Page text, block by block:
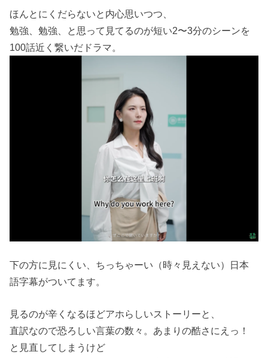
ほんとにくだらないと内心思いつつ、
勉強、勉強、と思って見てるのが短い2〜3分のシーンを
100話近く繋いだドラマ。
下の方に見にくい、ちっちゃーい（時々見えない）日本
語字幕がついてます。
見るのが辛くなるほどアホらしいストーリーと、
直訳なので恐ろしい言葉の数々。あまりの酷さにえっ！
と見直してしまうけど